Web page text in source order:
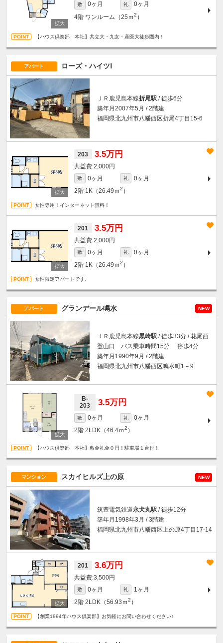
敷 0ヶ月 礼
0ヶ月
4階 ワンルーム（25ｍ2 ）
【ハウス倶楽部 本社】共立大・九女・産医大徒歩圏内！
アパート ローズ・ハイツⅠ
ＪＲ鹿児島本線折尾駅 / 徒歩6分
築年月2007年5月 / 2階建
福岡県北九州市八幡西区折尾4丁目15-6
203 3.5万円
2,000円
敷 0ヶ月 礼
0ヶ月
2階 1K（26.49ｍ2 ）
女性専用！インターネット無料！
201 3.5万円
2,000円
敷 0ヶ月 礼
0ヶ月
2階 1K（26.49ｍ2 ）
女性限定アパートです。
アパート グランデール鳴水 NEW
ＪＲ鹿児島本線黒崎駅 / 徒歩33分 / 花尾西
登山口 バス乗車時間15分 停歩4分
築年月1990年9月 / 2階建
福岡県北九州市八幡西区鳴水町1－9
B-
203
3.5万円
敷 0ヶ月 礼
0ヶ月
2階 2LDK（46.4ｍ2 ）
【ハウス倶楽部 本社】敷金礼金０円！駐車場１台付！
マンション スカイヒルズ上の原 NEW
筑豊電気鉄道永犬丸駅 / 徒歩12分
築年月1998年3月 / 3階建
福岡県北九州市八幡西区上の原4丁目17-14
201 3.6万円
3,500円
敷 0ヶ月 礼
1ヶ月
2階 2LDK（56.93ｍ2 ）
【創業1994年ハウス倶楽部】お気軽にお問い合わせください♪